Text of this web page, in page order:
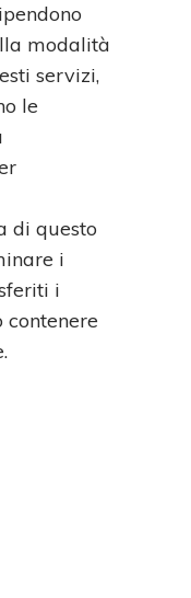
modalità
servizi,
le
di questo
i
i
contenere